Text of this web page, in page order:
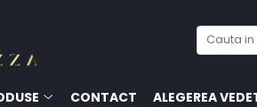
2026
CONTACT ALEGEREA